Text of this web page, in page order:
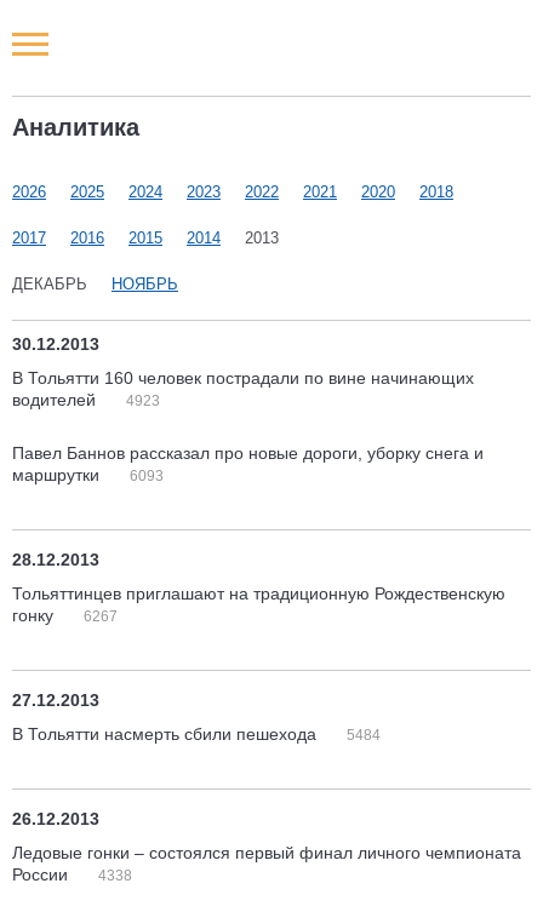
Аналитика
2026 2025 2024 2023 2022 2021 2020 2018
2017 2016 2015 2014 2013
ДЕКАБРЬ НОЯБРЬ
30.12.2013
В Тольятти 160 человек пострадали по вине начинающих
водителей
4923
Павел Баннов рассказал про новые дороги, уборку снега и
маршрутки
6093
28.12.2013
Тольяттинцев приглашают на традиционную Рождественскую
гонку
6267
27.12.2013
В Тольятти насмерть сбили пешехода
5484
26.12.2013
Ледовые гонки – состоялся первый финал личного чемпионата
России
4338
Новости РФ
Наши мероприятия
Статьи